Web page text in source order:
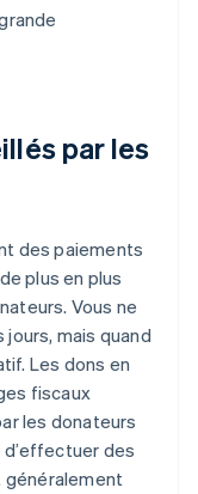
par les
des paiements
plus en plus
Vous ne
mais quand
Les dons en
fiscaux
les donateurs
des
généralement